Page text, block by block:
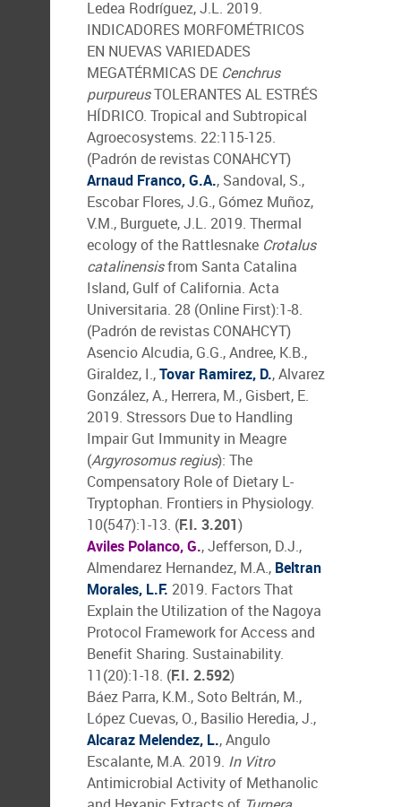
Ledea Rodríguez, J.L. 2019.
INDICADORES MORFOMÉTRICOS
EN NUEVAS VARIEDADES
MEGATÉRMICAS DE Cenchrus
purpureusTOLERANTES AL ESTRÉS
HÍDRICO. Tropical and Subtropical
Agroecosystems. 22:115-125.
(Padrón de revistas CONAHCYT)
Arnaud Franco, G.A., Sandoval, S.,
Escobar Flores, J.G., Gómez Muñoz,
V.M., Burguete, J.L. 2019. Thermal
ecology of the Rattlesnake Crotalus
catalinensisfrom Santa Catalina
Island, Gulf of California. Acta
Universitaria. 28 (Online First):1-8.
(Padrón de revistas CONAHCYT)
Asencio Alcudia, G.G., Andree, K.B.,
Giraldez, I.,Tovar Ramirez, D., Alvarez
González, A., Herrera, M., Gisbert, E.
2019. Stressors Due to Handling
Impair Gut Immunity in Meagre
(Argyrosomus regius): The
Compensatory Role of Dietary L-
Tryptophan. Frontiers in Physiology.
10(547):1-13. (F.I. 3.201)
Aviles Polanco, G., Jefferson, D.J.,
Almendarez Hernandez, M.A., Beltran
Morales, L.F. 2019. Factors That
Explain the Utilization of the Nagoya
Protocol Framework for Access and
Benefit Sharing. Sustainability.
11(20):1-18. (F.I. 2.592)
Báez Parra, K.M., Soto Beltrán, M.,
López Cuevas, O., Basilio Heredia, J.,
Alcaraz Melendez, L., Angulo
Escalante, M.A. 2019. In Vitro
Antimicrobial Activity of Methanolic